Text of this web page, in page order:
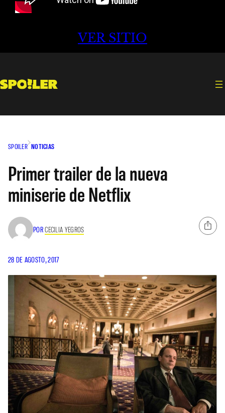
VER SITIO
SPOILER NOTICIAS
Primer trailer de la nueva
miniserie de Netflix
PORCECILIA YEGROS
28 DE AGOSTO, 2017